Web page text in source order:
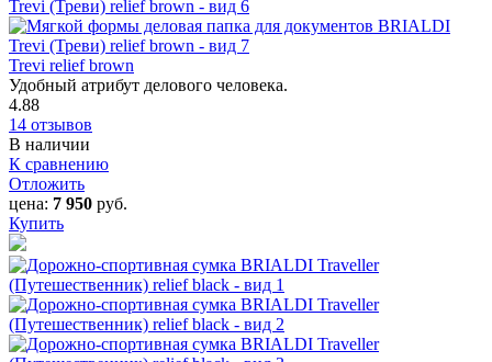
Trevi relief brown
Удобный атрибут делового человека.
4.88
14 отзывов
В наличии
К сравнению
Отложить
цена: 7 950 руб.
Купить